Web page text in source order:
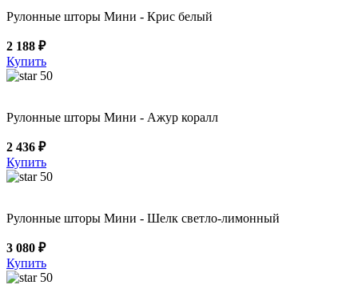
Рулонные шторы Мини - Крис белый
2 188 ₽
Купить
50
Рулонные шторы Мини - Ажур коралл
2 436 ₽
Купить
50
Рулонные шторы Мини - Шелк светло-лимонный
3 080 ₽
Купить
50